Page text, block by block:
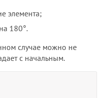
элемента;
180°.
случае можно не
с начальным.